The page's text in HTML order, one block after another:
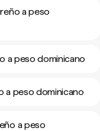
a peso
a peso dominicano
a peso dominicano
a peso